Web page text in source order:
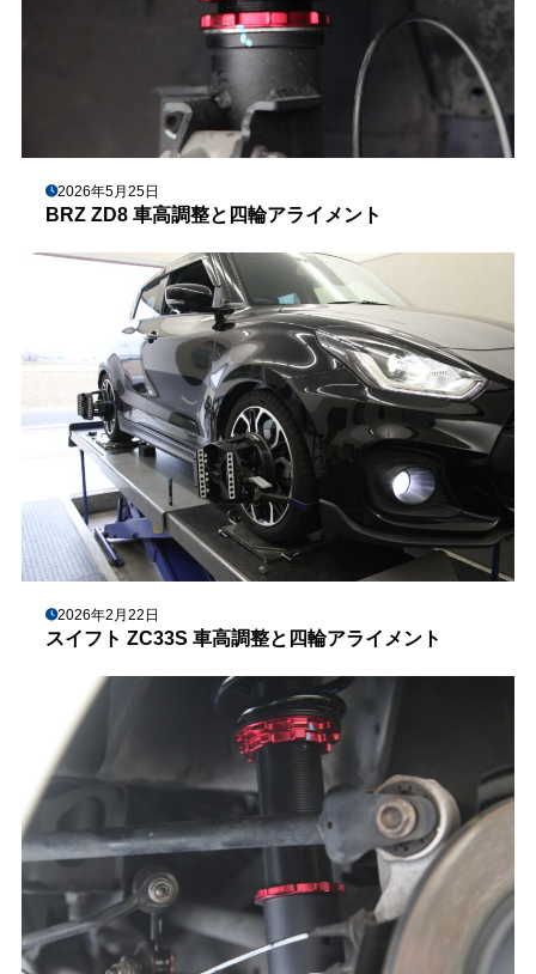
2026年5月25日
BRZ ZD8 車高調整と四輪アライメント
2026年2月22日
スイフト ZC33S 車高調整と四輪アライメント